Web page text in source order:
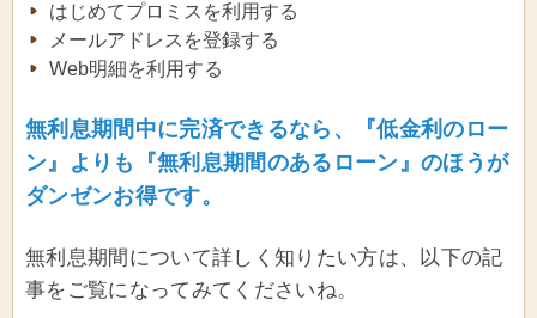
はじめてプロミスを利用する
メールアドレスを登録する
Web明細を利用する
無利息期間中に完済できるなら、『低金利のロー
ン』よりも『無利息期間のあるローン』のほうが
ダンゼンお得です。
無利息期間について詳しく知りたい方は、以下の記
事をご覧になってみてくださいね。